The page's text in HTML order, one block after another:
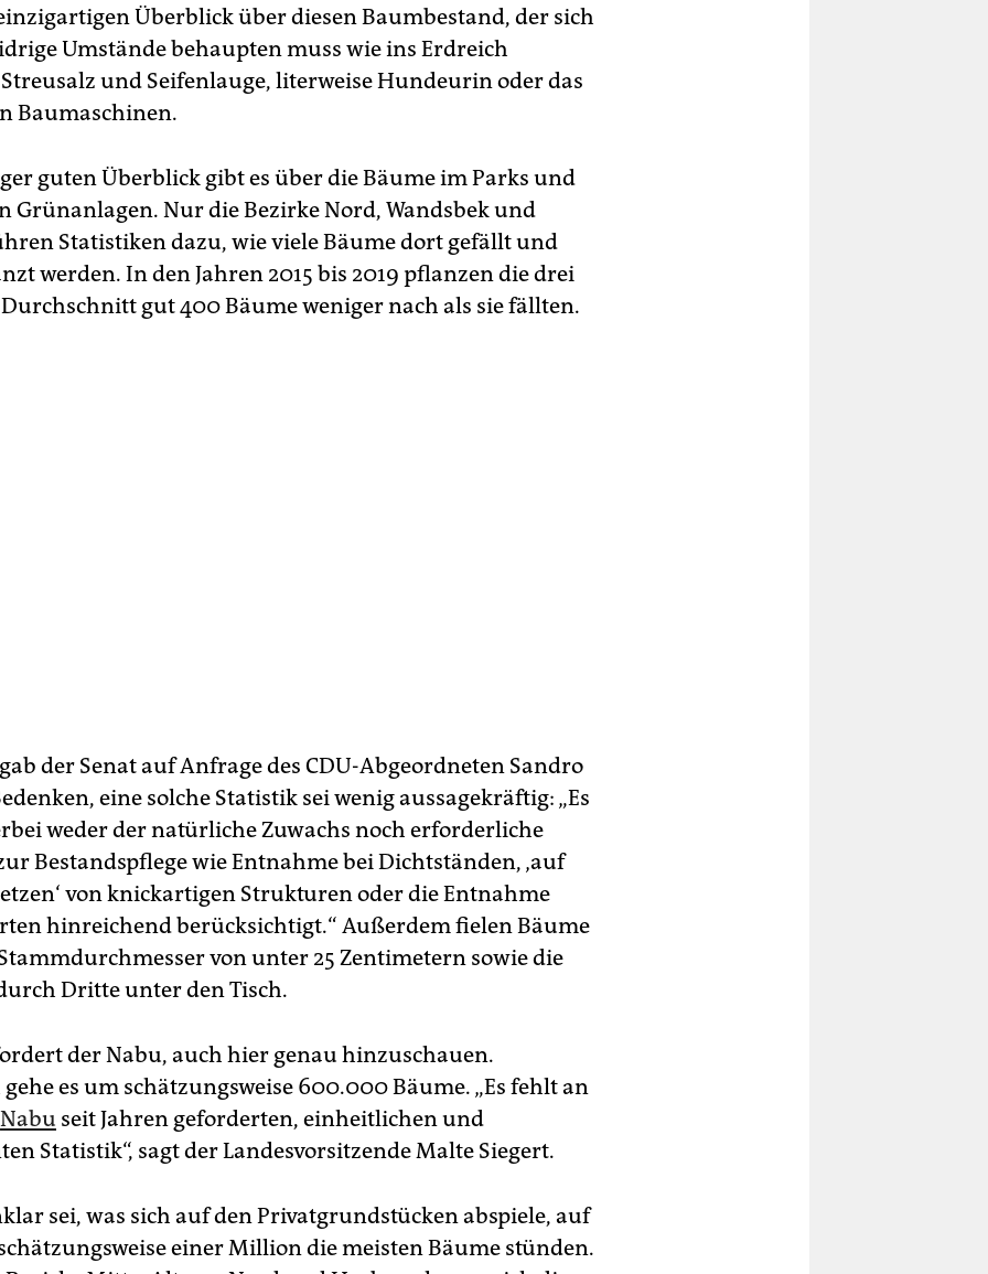
Überblick über diesen Baumbestand, der sich
Umstände behaupten muss wie ins Erdreich
und Seifenlauge, literweise Hunde­urin oder das
Baumaschinen.
guten Überblick gibt es über die Bäume im Parks und
Grünanlagen. Nur die Bezirke Nord, Wandsbek und
Statistiken dazu, wie viele Bäume dort gefällt und
werden. In den Jahren 2015 bis 2019 pflanzen die drei
gut 400 Bäume weniger nach als sie fällten.
der Senat auf Anfrage des CDU-Abgeordneten Sandro
eine solche Statistik sei wenig aussagekräftig: „Es
weder der natürliche Zuwachs noch erforderliche
Bestandspflege wie Entnahme bei Dichtständen, ‚auf
von knickartigen Strukturen oder die Entnahme
hinreichend berücksichtigt.“ Außerdem fielen Bäume
von unter 25 Zentimetern sowie die
Dritte unter den Tisch.
der Nabu, auch hier genau hinzuschauen.
es um schätzungsweise 600.000 Bäume. „Es fehlt an
Nabu seit Jahren geforderten, einheitlichen und
Statistik“, sagt der Landesvorsitzende Malte Siegert.
sei, was sich auf den Privatgrundstücken abspiele, auf
einer Million die meisten Bäume stünden.